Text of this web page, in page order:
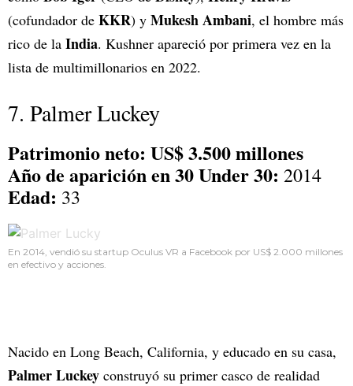
(cofundador de KKR) y Mukesh Ambani, el hombre más
rico de la India. Kushner apareció por primera vez en la
lista de multimillonarios en 2022.
7. Palmer Luckey
Patrimonio neto: US$ 3.500 millones
Año de aparición en 30 Under 30: 2014
Edad: 33
En 2014, vendió su startup Oculus VR a Facebook por US$ 2.000 millones
en efectivo y acciones.
Nacido en Long Beach, California, y educado en su casa,
Palmer Luckey construyó su primer casco de realidad